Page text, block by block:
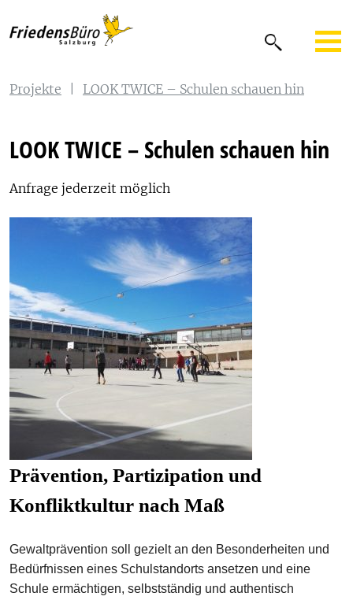
Projekte LOOK TWICE – Schulen schauen hin
LOOK TWICE – Schulen schauen hin
Anfrage jederzeit möglich
Prävention, Partizipation und
Konfliktkultur nach Maß
Gewaltprävention soll gezielt an den Besonderheiten und
Bedürfnissen eines Schulstandorts ansetzen und eine
Schule ermächtigen, selbstständig und authentisch